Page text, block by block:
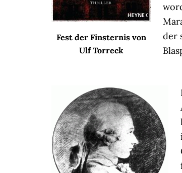
Fest der Finsternis von
Ulf Torreck
der